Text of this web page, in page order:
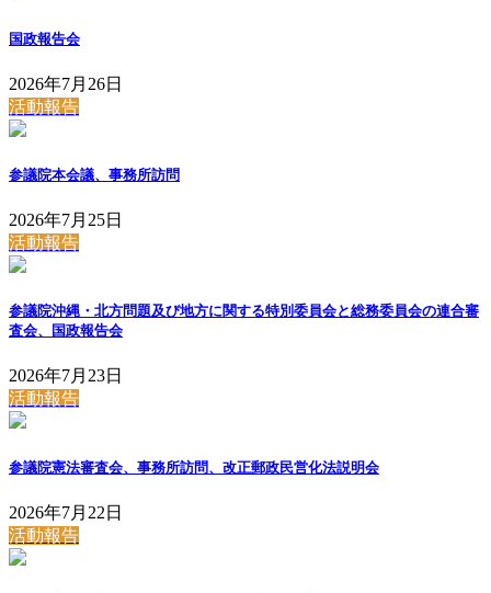
国政報告会
2026年7月26日
活動報告
参議院本会議、事務所訪問
2026年7月25日
活動報告
参議院沖縄・北方問題及び地方に関する特別委員会と総務委員会の連合審
査会、国政報告会
2026年7月23日
活動報告
参議院憲法審査会、事務所訪問、改正郵政民営化法説明会
2026年7月22日
活動報告